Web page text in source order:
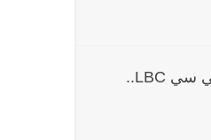
الزميلة ديما صادق تعلن إستقالتها من أل بي سي LBC..